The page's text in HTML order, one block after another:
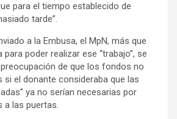
para el tiempo establecido de
tarde”.
a la Embusa, el MpN, más que
poder realizar ese “trabajo”, se
de que los fondos no
si el donante consideraba que las
ya no serían necesarias por
a las puertas.